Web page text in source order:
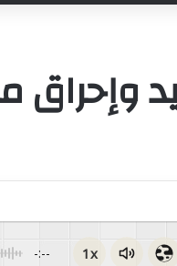
وإحراق
-:-- 1x